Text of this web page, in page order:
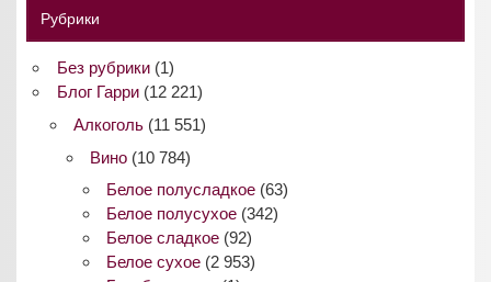
Рубрики
Без рубрики(1)
Блог Гарри(12 221)
Алкоголь(11 551)
Вино(10 784)
Белое полусладкое (63)
Белое полусухое (342)
Белое сладкое (92)
Белое сухое (2 953)